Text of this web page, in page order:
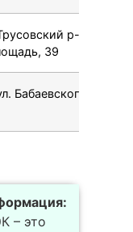
р-н,
39
Бабаевского, 1 к
– это